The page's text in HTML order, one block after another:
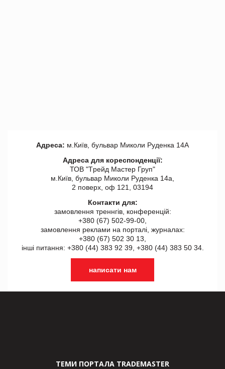
Адреса: м.Київ, бульвар Миколи Руденка 14А
Адреса для кореспонденції:
ТОВ "Tрейд Мастер Груп"
м.Київ, бульвар Миколи Руденка 14а,
2 поверх, оф 121, 03194
Контакти для:
замовлення треннгів, конференцій:
+380 (67) 502-99-00,
замовлення реклами на порталі, журналах:
+380 (67) 502 30 13,
інші питання: +380 (44) 383 92 39, +380 (44) 383 50 34.
написати нам
ТЕМИ ПОРТАЛА TRADEMASTER